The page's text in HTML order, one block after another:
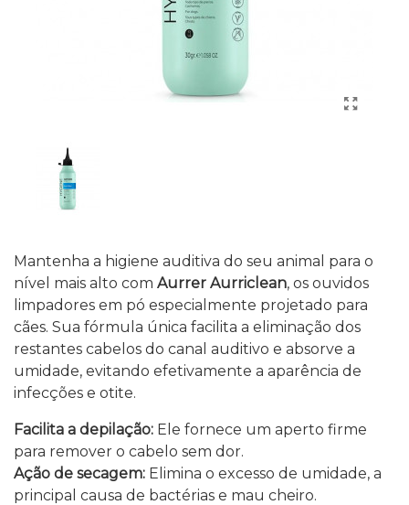
Mantenha a higiene auditiva do seu animal para o
nível mais alto com Aurrer Aurriclean, os ouvidos
limpadores em pó especialmente projetado para
cães. Sua fórmula única facilita a eliminação dos
restantes cabelos do canal auditivo e absorve a
umidade, evitando efetivamente a aparência de
infecções e otite.
Facilita a depilação: Ele fornece um aperto firme
para remover o cabelo sem dor.
Ação de secagem: Elimina o excesso de umidade, a
principal causa de bactérias e mau cheiro.